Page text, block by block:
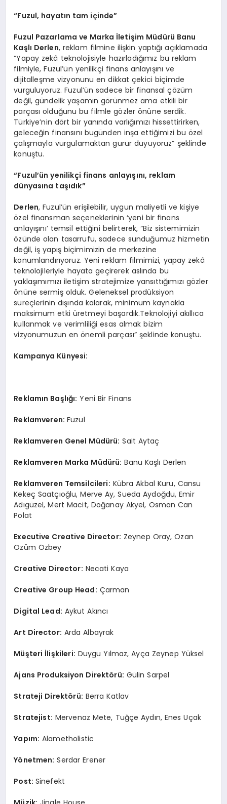
“Fuzul, hayatın tam içinde”
Fuzul Pazarlama ve Marka İletişim Müdürü Banu
Kaşlı Derlen, reklam filmine ilişkin yaptığı açıklamada
“Yapay zekâ teknolojisiyle hazırladığımız bu reklam
filmiyle, Fuzul’ün yenilikçi finans anlayışını ve
dijitalleşme vizyonunu en dikkat çekici biçimde
vurguluyoruz. Fuzul’ün sadece bir finansal çözüm
değil, gündelik yaşamın görünmez ama etkili bir
parçası olduğunu bu filmle gözler önüne serdik.
Türkiye’nin dört bir yanında varlığımızı hissettirirken,
geleceğin finansını bugünden inşa ettiğimizi bu özel
çalışmayla vurgulamaktan gurur duyuyoruz” şeklinde
konuştu.
“Fuzul’ün yenilikçi finans anlayışını, reklam
dünyasına taşıdık”
Derlen, Fuzul’ün erişilebilir, uygun maliyetli ve kişiye
özel finansman seçeneklerinin ‘yeni bir finans
anlayışını’ temsil ettiğini belirterek, “Biz sistemimizin
özünde olan tasarrufu, sadece sunduğumuz hizmetin
değil, iş yapış biçimimizin de merkezine
konumlandırıyoruz. Yeni reklam filmimizi, yapay zekâ
teknolojileriyle hayata geçirerek aslında bu
yaklaşımımızı iletişim stratejimize yansıttığımızı gözler
önüne sermiş olduk. Geleneksel prodüksiyon
süreçlerinin dışında kalarak, minimum kaynakla
maksimum etki üretmeyi başardık.Teknolojiyi akıllıca
kullanmak ve verimliliği esas almak bizim
vizyonumuzun en önemli parçası” şeklinde konuştu.
Kampanya Künyesi:
Reklamın Başlığı: Yeni Bir Finans
Reklamveren: Fuzul
Reklamveren Genel Müdürü: Sait Aytaç
Reklamveren Marka Müdürü: Banu Kaşlı Derlen
Reklamveren Temsilcileri: Kübra Akbal Kuru, Cansu
Kekeç Saatçıoğlu, Merve Ay, Sueda Aydoğdu, Emir
Adıgüzel, Mert Macit, Doğanay Akyel, Osman Can
Polat
Executive Creative Director: Zeynep Oray, Ozan
Özüm Özbey
Creative Director: Necati Kaya
Creative Group Head: Çarman
Digital Lead: Aykut Akıncı
Art Director: Arda Albayrak
Müşteri İlişkileri: Duygu Yılmaz, Ayça Zeynep Yüksel
Ajans Produksiyon Direktörü: Gülin Sarpel
Strateji Direktörü: Berra Katlav
Stratejist: Mervenaz Mete, Tuğçe Aydın, Enes Uçak
Yapım: Alametholistic
Yönetmen: Serdar Erener
Post: Sinefekt